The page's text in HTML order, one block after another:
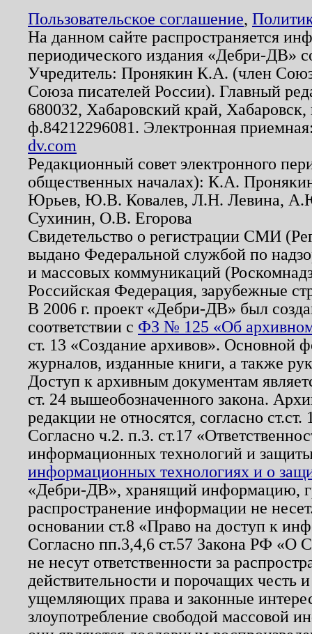
Пользовательское соглашение,
На данном сайте распространяется
периодического издания «Дебри-ДВ»
Учредитель: Пронякин К.А. (член
Союза писателей России). Главный
680032, Хабаровский край,
ф.84212296081. Электронная
dv.com
Редакционный совет электронного
общественных началах): К.А.
Юрьев, Ю.В. Ковалев, Л.Н. Левина,
Сухинин, О.В. Егорова
Свидетельство о регистрации СМИ
выдано Федеральной службой по
и массовых коммуникаций
Российская Федерация, зарубежные
В 2006 г. проект «Дебри-ДВ» был
соответствии с ФЗ № 125 «Об
ст. 13 «Создание архивов». Основной
журналов, изданные книги, а также
Доступ к архивным документам
ст. 24 вышеобозначенного закона.
редакции не относятся, согласно
Согласно ч.2. п.3. ст.17
информационных технологий и
информационных технологиях и о
«Дебри-ДВ», хранящий информацию,
распространение информации не
основании ст.8 «Право на доступ к
Согласно пп.3,4,6 ст.57 Закона РФ «О
не несут ответственности за
действительности и порочащих честь
ущемляющих права и законные
злоупотребление свободой массовой